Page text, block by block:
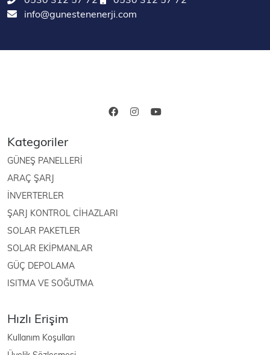
info@gunestenenerji.com
Kategoriler
GÜNEŞ PANELLERİ
ARAÇ ŞARJ
İNVERTERLER
ŞARJ KONTROL CİHAZLARI
SOLAR PAKETLER
SOLAR EKİPMANLAR
GÜÇ DEPOLAMA
ISITMA VE SOĞUTMA
Hızlı Erişim
Kullanım Koşulları